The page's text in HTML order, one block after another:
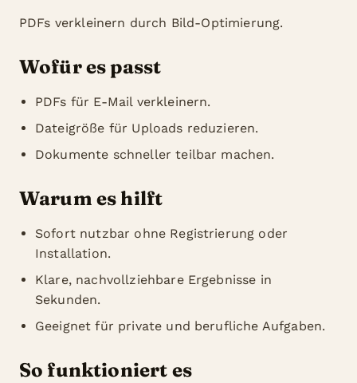
PDFs verkleinern durch Bild-Optimierung.
Wofür es passt
PDFs für E-Mail verkleinern.
Dateigröße für Uploads reduzieren.
Dokumente schneller teilbar machen.
Warum es hilft
Sofort nutzbar ohne Registrierung oder
Installation.
Klare, nachvollziehbare Ergebnisse in
Sekunden.
Geeignet für private und berufliche Aufgaben.
So funktioniert es